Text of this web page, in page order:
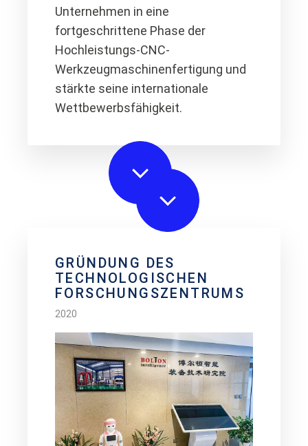
Unternehmen in eine
fortgeschrittene Phase der
Hochleistungs-CNC-
Werkzeugmaschinenfertigung und
stärkte seine internationale
Wettbewerbsfähigkeit.
GRÜNDUNG DES
TECHNOLOGISCHEN
FORSCHUNGSZENTRUMS
2020